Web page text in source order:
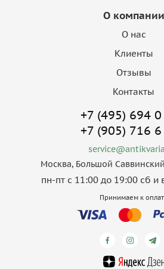
О компании
О нас
Клиенты
Отзывы
Контакты
+7 (495) 694
+7 (905) 716
Москва, Большой
пн-пт с 11:00 до 19:00 сб и
Принимаем к